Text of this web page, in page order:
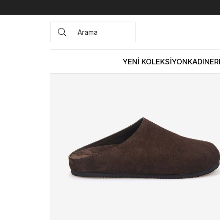
YENİ KOLEKSİYONKADIN
Anasayfa ERKEK AYAKKABI Terlik Andrea Giovanni